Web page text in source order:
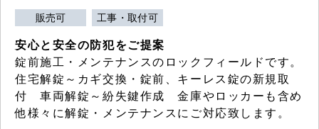
販売可 工事・取付可
安心と安全の防犯をご提案
錠前施工・メンテナンスのロックフィールドです。
住宅解錠～カギ交換・錠前、キーレス錠の新規取
付 車両解錠～紛失鍵作成 金庫やロッカーも含め
他様々に解錠・メンテナンスにご対応致します。